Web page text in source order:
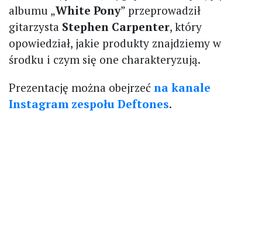
albumu „White Pony” przeprowadził
gitarzysta Stephen Carpenter, który
opowiedział, jakie produkty znajdziemy w
środku i czym się one charakteryzują.
Prezentację można obejrzeć na kanale
Instagram zespołu Deftones.